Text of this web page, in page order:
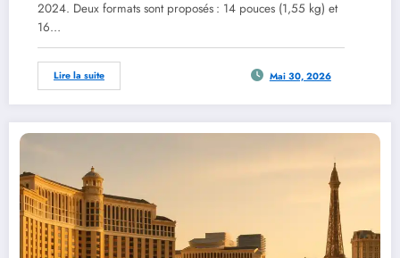
2024. Deux formats sont proposés : 14 pouces (1,55 kg) et
16…
Lire la suite Mai 30, 2026